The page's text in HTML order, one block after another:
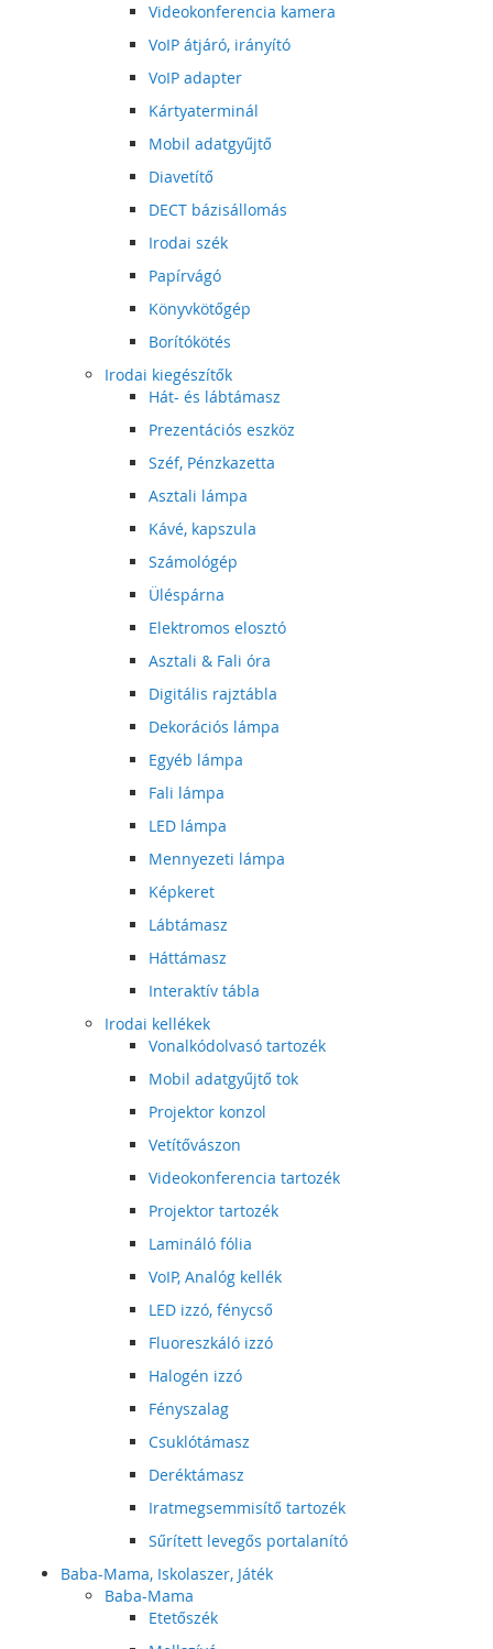
Videokonferencia kamera
VoIP átjáró, irányító
VoIP adapter
Kártyaterminál
Mobil adatgyűjtő
Diavetítő
DECT bázisállomás
Irodai szék
Papírvágó
Könyvkötőgép
Borítókötés
Irodai kiegészítők
Hát- és lábtámasz
Prezentációs eszköz
Széf, Pénzkazetta
Asztali lámpa
Kávé, kapszula
Számológép
Üléspárna
Elektromos elosztó
Asztali & Fali óra
Digitális rajztábla
Dekorációs lámpa
Egyéb lámpa
Fali lámpa
LED lámpa
Mennyezeti lámpa
Képkeret
Lábtámasz
Háttámasz
Interaktív tábla
Irodai kellékek
Vonalkódolvasó tartozék
Mobil adatgyűjtő tok
Projektor konzol
Vetítővászon
Videokonferencia tartozék
Projektor tartozék
Lamináló fólia
VoIP, Analóg kellék
LED izzó, fénycső
Fluoreszkáló izzó
Halogén izzó
Fényszalag
Csuklótámasz
Deréktámasz
Iratmegsemmisítő tartozék
Sűrített levegős portalanító
Baba-Mama, Iskolaszer, Játék
Baba-Mama
Etetőszék